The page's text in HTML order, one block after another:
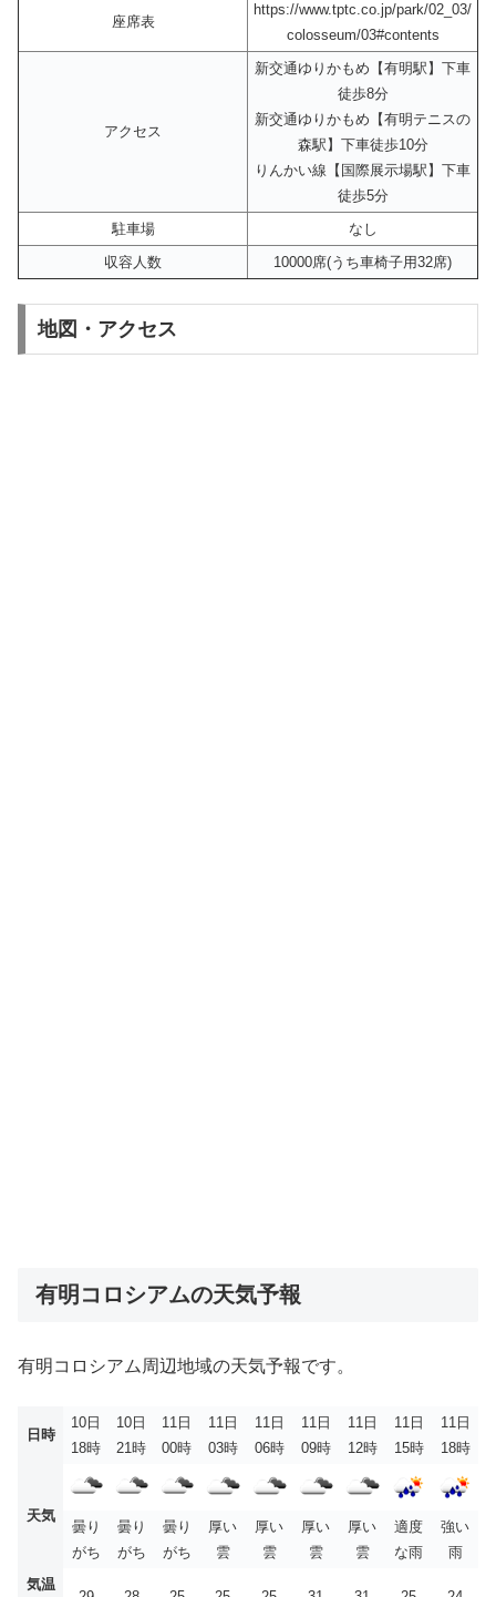
座席表
https://www.tptc.co.jp/park/02_03/
colosseum/03#contents
アクセス
新交通ゆりかもめ【有明駅】下車
徒歩8分
新交通ゆりかもめ【有明テニスの
森駅】下車徒歩10分
りんかい線【国際展示場駅】下車
徒歩5分
駐車場
なし
収容人数
10000席(うち車椅子用32席)
地図・アクセス
有明コロシアムの天気予報
有明コロシアム周辺地域の天気予報です。
日時
10日
18時
10日
21時
11日
00時
11日
03時
11日
06時
11日
09時
11日
12時
11日
15時
11日
18時
天気
曇り
がち
曇り
がち
曇り
がち
厚い
雲
厚い
雲
厚い
雲
厚い
雲
適度
な雨
強い
雨
気温